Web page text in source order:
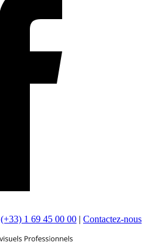
(+33) 1 69 45 00 00 | Contactez-nous